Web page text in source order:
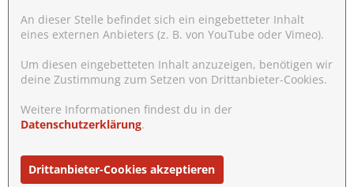
An dieser Stelle befindet sich ein eingebetteter Inhalt
eines externen Anbieters (z. B. von YouTube oder Vimeo).
Um diesen eingebetteten Inhalt anzuzeigen, benötigen wir
deine Zustimmung zum Setzen von Drittanbieter-Cookies.
Weitere Informationen findest du in der
Datenschutzerklärung.
Drittanbieter-Cookies akzeptieren